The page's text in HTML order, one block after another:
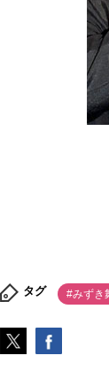
タグ #みずき